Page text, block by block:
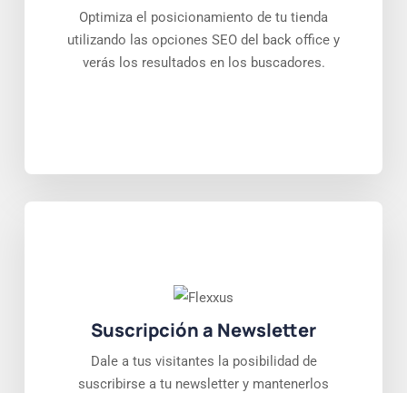
Optimiza el posicionamiento de tu tienda
utilizando las opciones SEO del back office y
verás los resultados en los buscadores.
Suscripción a Newsletter
Dale a tus visitantes la posibilidad de
suscribirse a tu newsletter y mantenerlos